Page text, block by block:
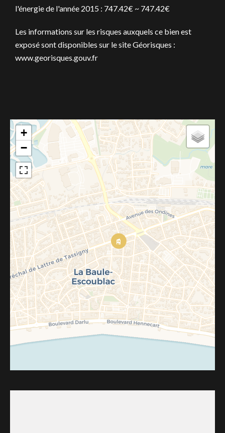
l'énergie de l'année 2015 : 747.42€ ~ 747.42€
Les informations sur les risques auxquels ce bien est
exposé sont disponibles sur le site Géorisques :
www.georisques.gouv.fr
+
−